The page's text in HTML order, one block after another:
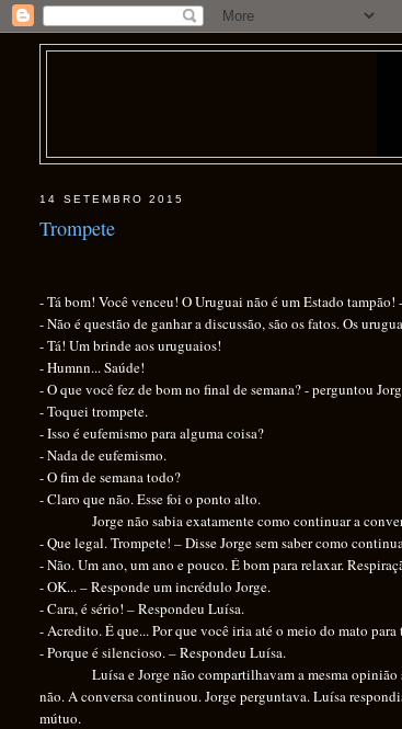
14 SETEMBRO 2015
Trompete
- Tá bom! Você venceu! O Uruguai não é um Estado
- Não é questão de ganhar a discussão, são os fatos. Os
- Tá! Um brinde aos uruguaios!
- Humnn... Saúde!
- O que você fez de bom no final de semana? - perguntou
- Toquei trompete.
- Isso é eufemismo para alguma coisa?
- Nada de eufemismo.
- O fim de semana todo?
- Claro que não. Esse foi o ponto alto.
Jorge não sabia exatamente como continuar a
- Que legal. Trompete! – Disse Jorge sem saber como
- Não. Um ano, um ano e pouco. É bom para relaxar.
- OK... – Responde um incrédulo Jorge.
- Cara, é sério! – Respondeu Luísa.
- Acredito. É que... Por que você iria até o meio do mato para
- Porque é silencioso. – Respondeu Luísa.
Luísa e Jorge não compartilhavam a mesma
não. A conversa continuou. Jorge perguntava. Luísa
mútuo.